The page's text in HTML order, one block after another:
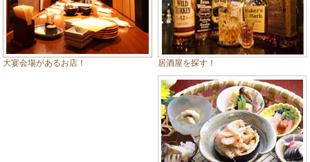
大宴会場があるお店！ 居酒屋を探す！